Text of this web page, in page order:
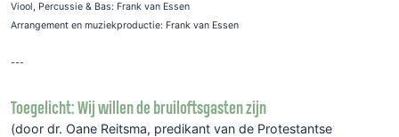
Viool, Percussie & Bas: Frank van Essen
Arrangement en muziekproductie: Frank van Essen
---
Toegelicht: Wij willen de bruiloftsgasten zijn
(door dr. Oane Reitsma, predikant van de Protestantse